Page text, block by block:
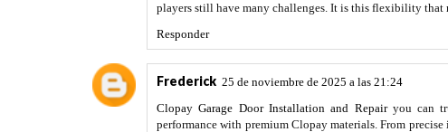
players still have many challenges. It is this flexibility that
Responder
Frederick 25 de noviembre de 2025 a las 21:24
Clopay Garage Door Installation and Repairyou can
performance with premium Clopay materials. From